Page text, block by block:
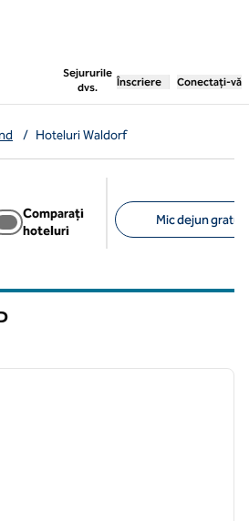
Sejururile
dvs.
, deschide o filă nouă
Înscriere Conectați-vă
/ Hoteluri Waldorf
Comparați
hoteluri
Mic dejun gratuit